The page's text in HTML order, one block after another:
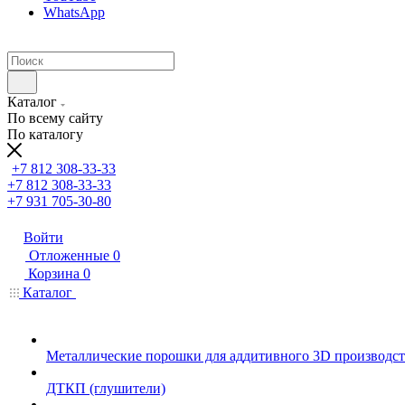
WhatsApp
Каталог
По всему сайту
По каталогу
+7 812 308-33-33
+7 812 308-33-33
+7 931 705-30-80
Войти
Отложенные 0
Корзина 0
Каталог
Металлические порошки для аддитивного 3D
ДТКП (глушители)